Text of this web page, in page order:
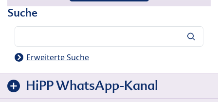
Suche
Erweiterte Suche
HiPP WhatsApp-Kanal